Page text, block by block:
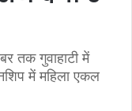
तक गुवाहाटी में
में महिला एकल